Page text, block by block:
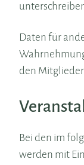
Daten für
den
Bei den im
werden mit